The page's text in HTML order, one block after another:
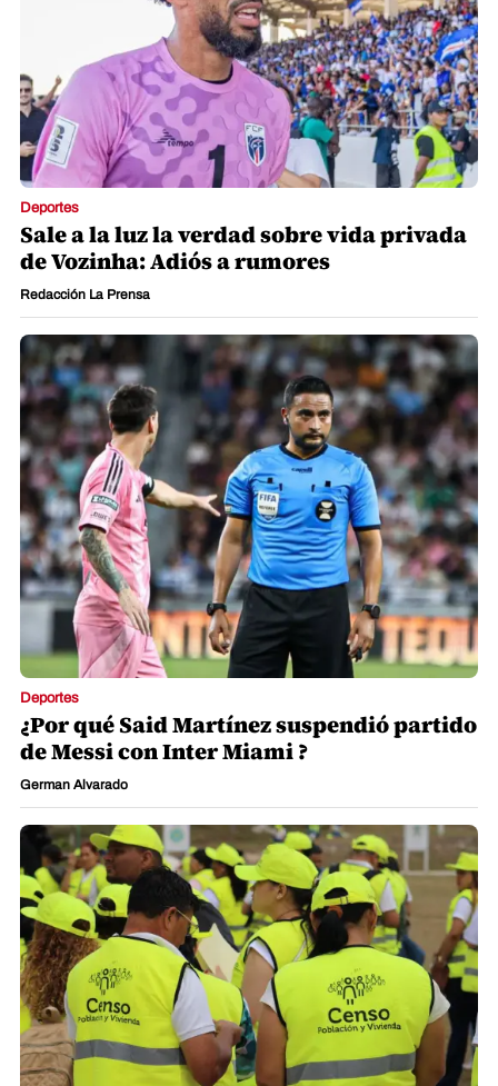
Deportes
Sale a la luz la verdad sobre vida privada
de Vozinha: Adiós a rumores
Redacción La Prensa
Deportes
¿Por qué Said Martínez suspendió partido
de Messi con Inter Miami ?
German Alvarado